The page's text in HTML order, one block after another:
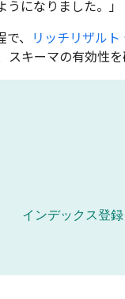
うになりました。」
、 リッチリザルト
スキーマの有効性
インデックス登